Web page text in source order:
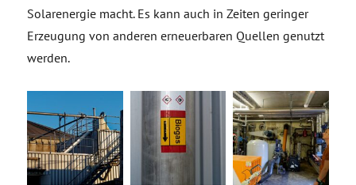
Solarenergie macht. Es kann auch in Zeiten geringer
Erzeugung von anderen erneuerbaren Quellen genutzt
werden.